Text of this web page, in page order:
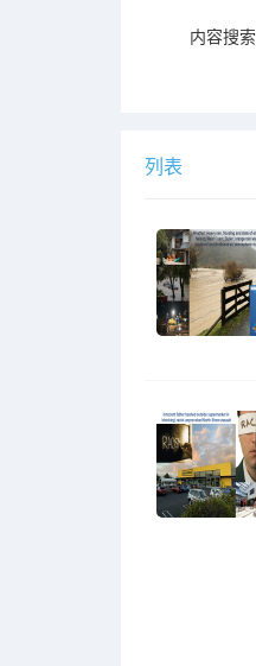
内容搜索
列表